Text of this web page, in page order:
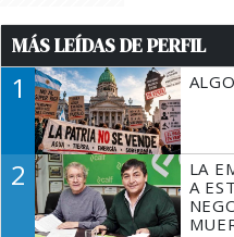
MÁS LEÍDAS DE PERFIL
1
2
LA
A